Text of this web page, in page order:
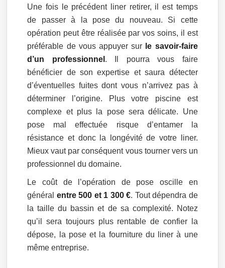
Une fois le précédent liner retirer, il est temps
de passer à la pose du nouveau. Si cette
opération peut être réalisée par vos soins, il est
préférable de vous appuyer sur le savoir-faire
d’un professionnel . Il pourra vous faire
bénéficier de son expertise et saura détecter
d’éventuelles fuites dont vous n’arrivez pas à
déterminer l’origine. Plus votre piscine est
complexe et plus la pose sera délicate. Une
pose mal effectuée risque d’entamer la
résistance et donc la longévité de votre liner.
Mieux vaut par conséquent vous tourner vers un
professionnel du domaine.
Le coût de l’opération de pose oscille en
général entre 500 et 1 300 €. Tout dépendra de
la taille du bassin et de sa complexité. Notez
qu’il sera toujours plus rentable de confier la
dépose, la pose et la fourniture du liner à une
même entreprise.